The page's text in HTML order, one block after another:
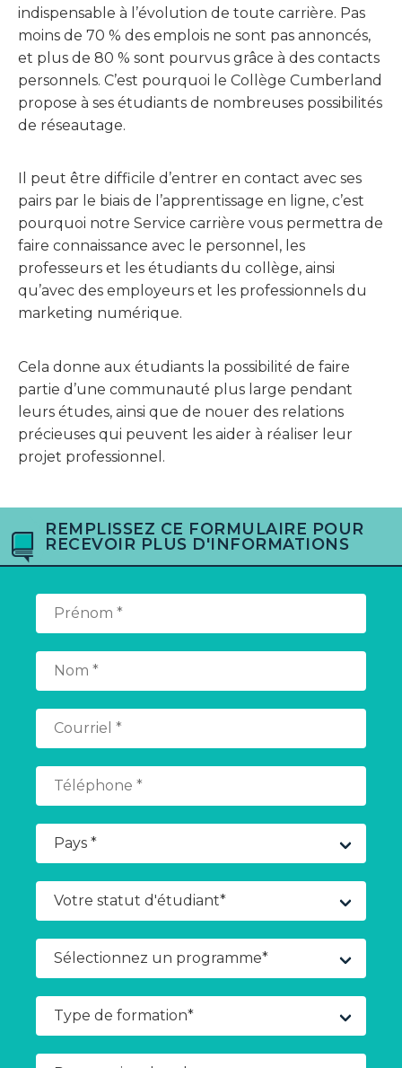
indispensable à l’évolution de toute carrière. Pas
moins de 70 % des emplois ne sont pas annoncés,
et plus de 80 % sont pourvus grâce à des contacts
personnels. C’est pourquoi le Collège Cumberland
propose à ses étudiants de nombreuses possibilités
de réseautage.
Il peut être difficile d’entrer en contact avec ses
pairs par le biais de l’apprentissage en ligne, c’est
pourquoi notre Service carrière vous permettra de
faire connaissance avec le personnel, les
professeurs et les étudiants du collège, ainsi
qu’avec des employeurs et les professionnels du
marketing numérique.
Cela donne aux étudiants la possibilité de faire
partie d’une communauté plus large pendant
leurs études, ainsi que de nouer des relations
précieuses qui peuvent les aider à réaliser leur
projet professionnel.
REMPLISSEZ CE FORMULAIRE POUR
RECEVOIR PLUS D'INFORMATIONS